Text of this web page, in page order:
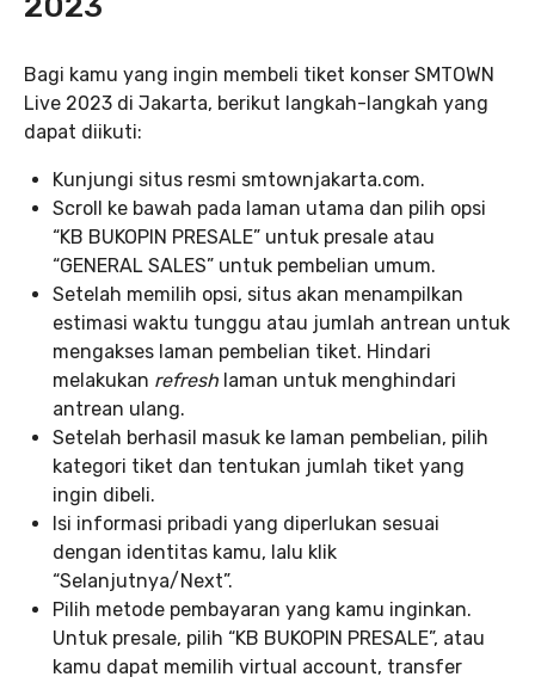
Bagi kamu yang ingin membeli tiket konser SMTOWN
Live 2023 di Jakarta, berikut langkah-langkah yang
dapat diikuti:
Kunjungi situs resmi smtownjakarta.com.
Scroll ke bawah pada laman utama dan pilih opsi
“KB BUKOPIN PRESALE” untuk presale atau
“GENERAL SALES” untuk pembelian umum.
Setelah memilih opsi, situs akan menampilkan
estimasi waktu tunggu atau jumlah antrean untuk
mengakses laman pembelian tiket. Hindari
melakukan refresh laman untuk menghindari
antrean ulang.
Setelah berhasil masuk ke laman pembelian, pilih
kategori tiket dan tentukan jumlah tiket yang
ingin dibeli.
Isi informasi pribadi yang diperlukan sesuai
dengan identitas kamu, lalu klik
“Selanjutnya/Next”.
Pilih metode pembayaran yang kamu inginkan.
Untuk presale, pilih “KB BUKOPIN PRESALE”, atau
kamu dapat memilih virtual account, transfer